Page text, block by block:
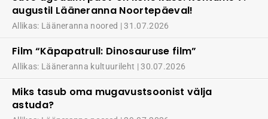
augustil Lääneranna Noortepäeval!
Allikas: Lääneranna noored 31.07.2026
Film “Käpapatrull: Dinosauruse film”
Allikas: Lääneranna kultuurileht 30.07.2026
Miks tasub oma mugavustsoonist välja
astuda?